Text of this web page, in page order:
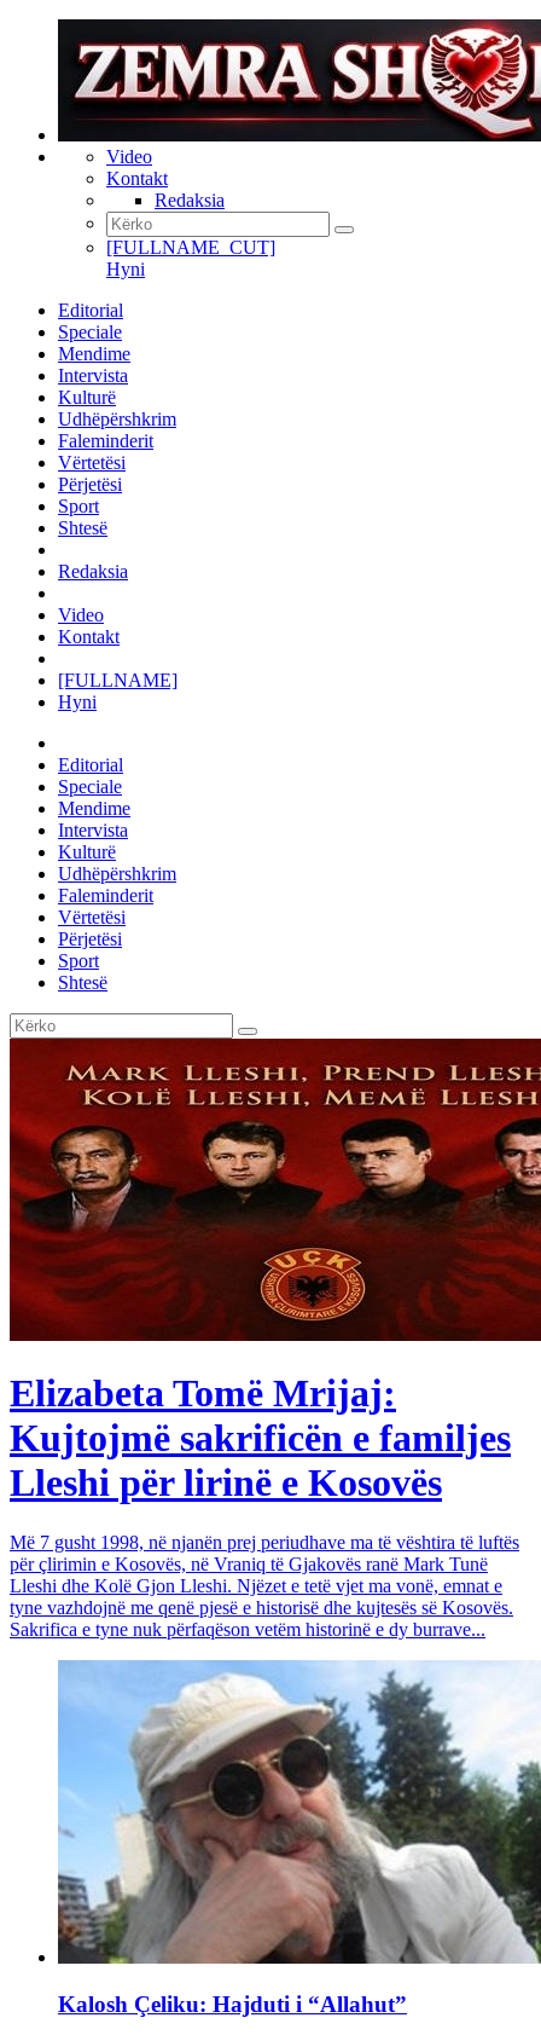
Video
Kontakt
Redaksia
[FULLNAME_CUT]
Hyni
Editorial
Speciale
Mendime
Intervista
Kulturë
Udhëpërshkrim
Faleminderit
Vërtetësi
Përjetësi
Sport
Shtesë
Redaksia
Video
Kontakt
[FULLNAME]
Hyni
Editorial
Speciale
Mendime
Intervista
Kulturë
Udhëpërshkrim
Faleminderit
Vërtetësi
Përjetësi
Sport
Shtesë
Elizabeta Tomë Mrijaj:
Kujtojmë sakrificën e familjes
Lleshi për lirinë e Kosovës
Më 7 gusht 1998, në njanën prej periudhave ma të vështira të luftës
për çlirimin e Kosovës, në Vraniq të Gjakovës ranë Mark Tunë
Lleshi dhe Kolë Gjon Lleshi. Njëzet e tetë vjet ma vonë, emnat e
tyne vazhdojnë me qenë pjesë e historisë dhe kujtesës së Kosovës.
Sakrifica e tyne nuk përfaqëson vetëm historinë e dy burrave...
Kalosh Çeliku: Hajduti i “Allahut”